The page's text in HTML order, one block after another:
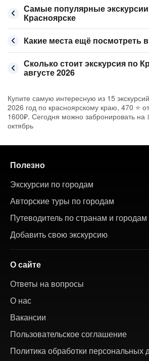
Самые популярные
Красноярске
Какие места ещё посмотреть
Сколько стоит экскурсия по
августе 2026
Купите самую интересную из 15
2026 год по красноярскому краю, 470 ⭐
1600₽. Сегодня можно забронировать на
октябрь
Полезно
Экскурсии по городам
Авторские туры по городам
Путеводитель по странам и городам
Добавить свою экскурсию
О сайте
Ответы на вопросы
О нас
Вакансии
Пользовательское соглашение
Политика обработки персональных